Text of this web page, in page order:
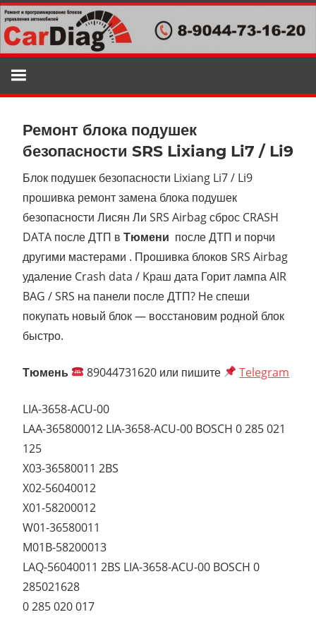
Skip
to
content
прошивка
автоэлектрики
Тюмени
смотка
пробега,
подушки
безопасности
Ремонт блока подушек
безопасности SRS Lixiang Li7 / Li9
Блок подушек безопасности Lixiang Li7 / Li9
прошивка ремонт замена блока подушек
безопасности Лисян Ли SRS Airbag сброс CRASH
DATA после ДТП в Тюмени после ДТП и порчи
другими мастерами . Прошивка блоков SRS Airbag
удаление Crash data / Kраш дата Горит лампа AIR
BAG / SRS на панели после ДТП? Не спеши
покупать новый блок — восстановим родной блок
быстро.
Тюмень 89044731620 или пишите Telegram
LIA-3658-ACU-00
LAA-365800012 LIA-3658-ACU-00 BOSCH 0 285 021
125
X03-36580011 2BS
X02-56040012
X01-58200012
W01-36580011
M01B-58200013
LAQ-56040011 2BS LIA-3658-ACU-00 BOSCH 0
285021628
0 285 020 017